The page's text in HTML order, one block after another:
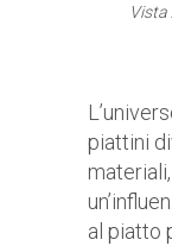
Vista
piattini
al piatto